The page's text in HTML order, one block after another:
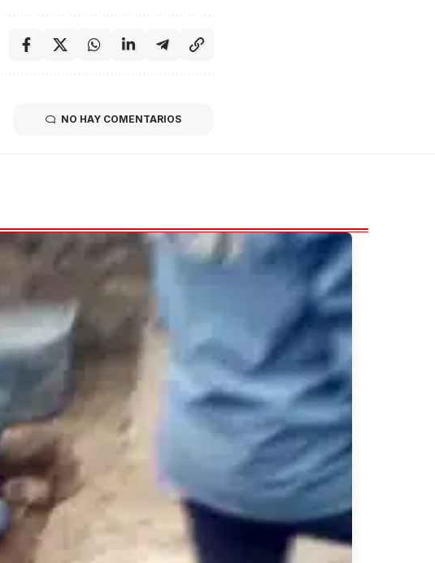
NO HAY COMENTARIOS